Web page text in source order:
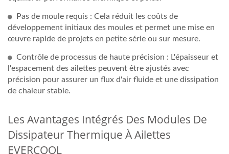
Pas de moule requis : Cela réduit les coûts de
développement initiaux des moules et permet une mise en
œuvre rapide de projets en petite série ou sur mesure.
Contrôle de processus de haute précision : L'épaisseur et
l'espacement des ailettes peuvent être ajustés avec
précision pour assurer un flux d'air fluide et une dissipation
de chaleur stable.
Les Avantages Intégrés Des Modules De
Dissipateur Thermique À Ailettes
EVERCOOL